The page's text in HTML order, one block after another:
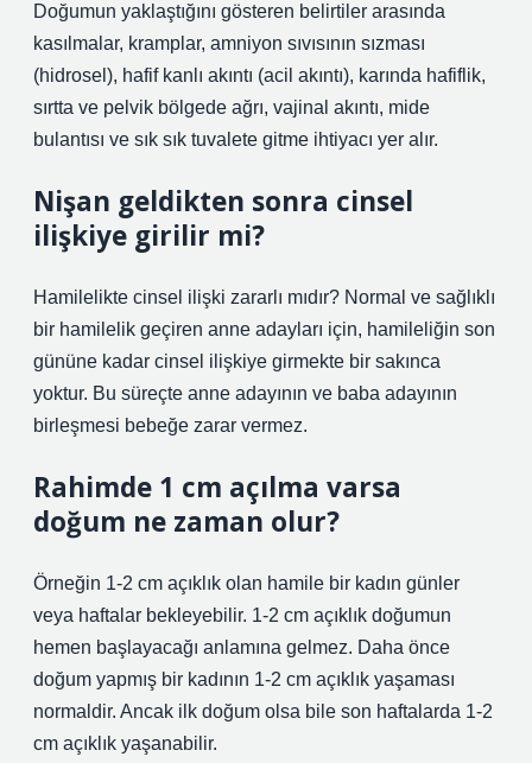
Doğumun yaklaştığını gösteren belirtiler arasında
kasılmalar, kramplar, amniyon sıvısının sızması
(hidrosel), hafif kanlı akıntı (acil akıntı), karında hafiflik,
sırtta ve pelvik bölgede ağrı, vajinal akıntı, mide
bulantısı ve sık sık tuvalete gitme ihtiyacı yer alır.
Nişan geldikten sonra cinsel
ilişkiye girilir mi?
Hamilelikte cinsel ilişki zararlı mıdır? Normal ve sağlıklı
bir hamilelik geçiren anne adayları için, hamileliğin son
gününe kadar cinsel ilişkiye girmekte bir sakınca
yoktur. Bu süreçte anne adayının ve baba adayının
birleşmesi bebeğe zarar vermez.
Rahimde 1 cm açılma varsa
doğum ne zaman olur?
Örneğin 1-2 cm açıklık olan hamile bir kadın günler
veya haftalar bekleyebilir. 1-2 cm açıklık doğumun
hemen başlayacağı anlamına gelmez. Daha önce
doğum yapmış bir kadının 1-2 cm açıklık yaşaması
normaldir. Ancak ilk doğum olsa bile son haftalarda 1-2
cm açıklık yaşanabilir.